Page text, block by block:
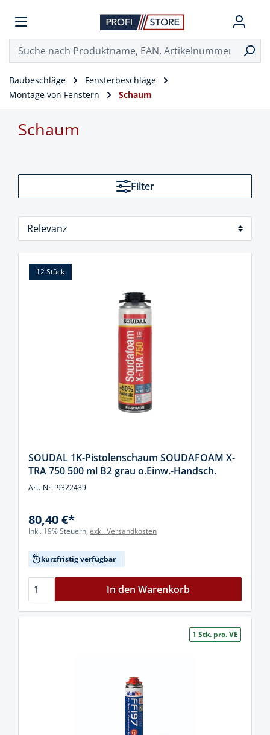
Baubeschläge
Fensterbeschläge
Montage von Fenstern
Schaum
Schaum
Filter
12 Stück
SOUDAL 1K-Pistolenschaum SOUDAFOAM X-
TRA 750 500 ml B2 grau o.Einw.-Handsch.
Art.-Nr.: 9322439
80,40 €*
Inkl. 19% Steuern, exkl. Versandkosten
kurzfristig verfügbar
In den Warenkorb
1 Stk. pro. VE